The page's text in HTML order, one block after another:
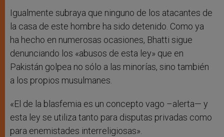
Igualmente subraya que ninguno de los atacantes de
la casa de este hombre ha sido detenido. Como ya
ha hecho en numerosas ocasiones, Bhatti sigue
denunciando los «abusos de esta ley» que en
Pakistán golpea no sólo a las minorías, sino también
a los propios musulmanes.
«El de la blasfemia es un concepto vago –alerta— y
esta ley se utiliza tanto para disputas privadas como
para enemistades interreligiosas».